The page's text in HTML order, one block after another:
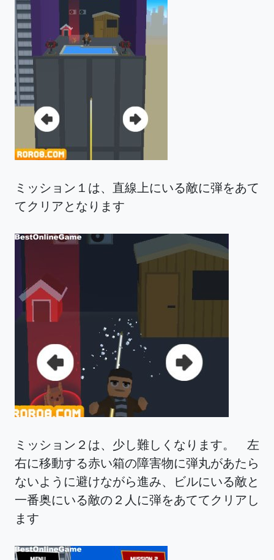
ミッション１は、直線上にいる敵に弾をあて
てクリアとなります
ミッション２は、少し難しくなります。 左
右に移動する赤い箱の障害物に弾丸があたら
ないように避けながら進み、ビルにいる敵と
一番奥にいる敵の２人に弾をあててクリアし
ます